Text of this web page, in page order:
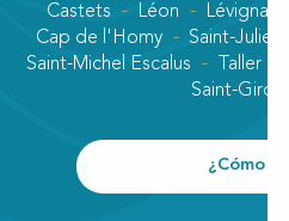
Castets Léon Lévignacq
Cap de l'Homy
Saint-Julien-
Saint-Michel Escalus
Taller
Saint-
¿Cómo